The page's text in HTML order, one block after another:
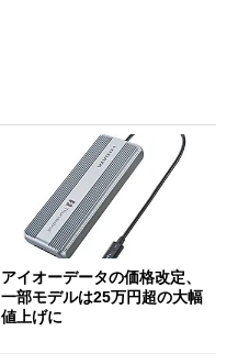
アイオーデータの価格改定、
一部モデルは25万円超の大幅
値上げに